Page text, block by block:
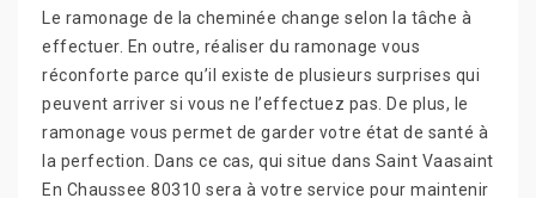
Le ramonage de la cheminée change selon la tâche à
effectuer. En outre, réaliser du ramonage vous
réconforte parce qu’il existe de plusieurs surprises qui
peuvent arriver si vous ne l’effectuez pas. De plus, le
ramonage vous permet de garder votre état de santé à
la perfection. Dans ce cas, qui situe dans Saint Vaasaint
En Chaussee 80310 sera à votre service pour maintenir